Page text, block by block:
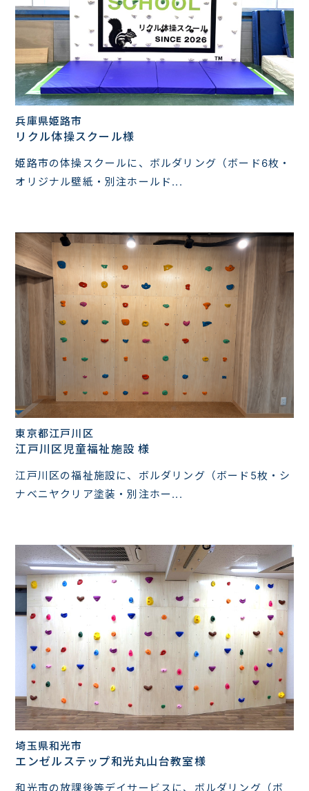
兵庫県姫路市
リクル体操スクール様
姫路市の体操スクールに、ボルダリング（ボード6枚・
オリジナル壁紙・別注ホールド...
東京都江戸川区
江戸川区児童福祉施設 様
江戸川区の福祉施設に、ボルダリング（ボード5枚・シ
ナベニヤクリア塗装・別注ホー...
埼玉県和光市
エンゼルステップ和光丸山台教室様
和光市の放課後等デイサービスに、ボルダリング（ボ